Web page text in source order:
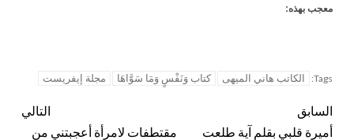
معجب بهذه:
Tags: الكاتب هاني الميهى كتاب وَنَفْسٍ وَمَا سَوَّاهَا مجلة إيفريست
السابق
أميرة قلبي بقلم آية طلعت
التالي
مقتطفات لامرأة أعجبتني من